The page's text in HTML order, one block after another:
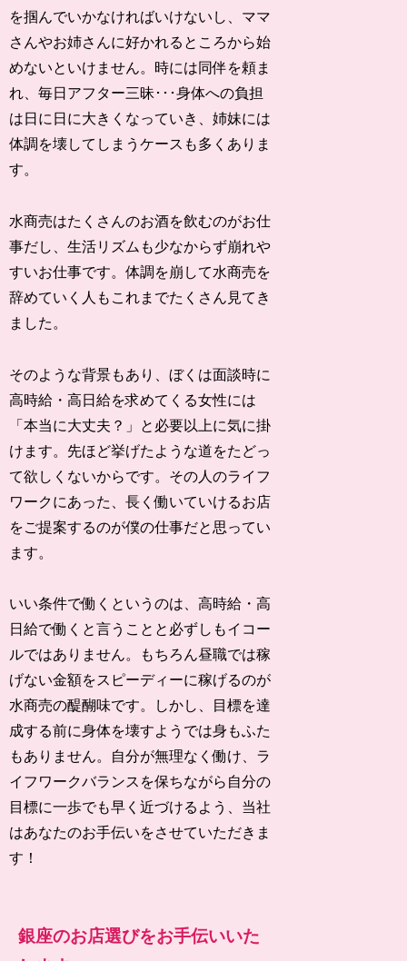
を掴んでいかなければいけないし、ママ
さんやお姉さんに好かれるところから始
めないといけません。時には同伴を頼ま
れ、毎日アフター三昧･･･身体への負担
は日に日に大きくなっていき、姉妹には
体調を壊してしまうケースも多くありま
す。
水商売はたくさんのお酒を飲むのがお仕
事だし、生活リズムも少なからず崩れや
すいお仕事です。体調を崩して水商売を
辞めていく人もこれまでたくさん見てき
ました。
そのような背景もあり、ぼくは面談時に
高時給・高日給を求めてくる女性には
「本当に大丈夫？」と必要以上に気に掛
けます。先ほど挙げたような道をたどっ
て欲しくないからです。その人のライフ
ワークにあった、長く働いていけるお店
をご提案するのが僕の仕事だと思ってい
ます。
いい条件で働くというのは、高時給・高
日給で働くと言うことと必ずしもイコー
ルではありません。もちろん昼職では稼
げない金額をスピーディーに稼げるのが
水商売の醍醐味です。しかし、目標を達
成する前に身体を壊すようでは身もふた
もありません。自分が無理なく働け、ラ
イフワークバランスを保ちながら自分の
目標に一歩でも早く近づけるよう、当社
はあなたのお手伝いをさせていただきま
す！
銀座のお店選びをお手伝いいた